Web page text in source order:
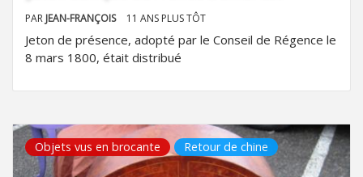
PAR JEAN-FRANÇOIS 11 ANS PLUS TÔT
Jeton de présence, adopté par le Conseil de Régence le
8 mars 1800, était distribué
Objets vus en brocante Retour de chine